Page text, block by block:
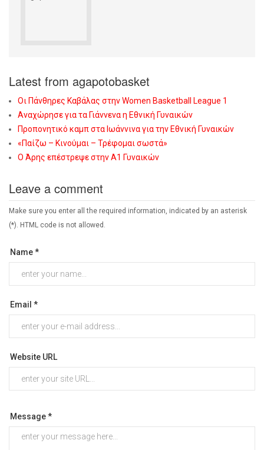
Latest from agapotobasket
Οι Πάνθηρες Καβάλας στην Women Basketball League 1
Αναχώρησε για τα Γιάννενα η Εθνική Γυναικών
Προπονητικό καμπ στα Ιωάννινα για την Εθνική Γυναικών
«Παίζω – Κινούμαι – Τρέφομαι σωστά»
Ο Άρης επέστρεψε στην Α1 Γυναικών
Leave a comment
Make sure you enter all the required information, indicated by an asterisk
(*). HTML code is not allowed.
Name *
Email *
Website URL
Message *